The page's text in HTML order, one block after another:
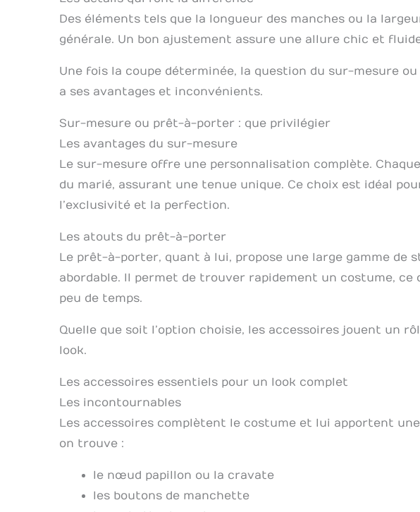
Des éléments tels que la longueur des manches ou la
générale. Un bon ajustement assure une allure chic et
Une fois la coupe déterminée, la question du sur-mesure
a ses avantages et inconvénients.
Sur-mesure ou prêt-à-porter : que privilégier
Les avantages du sur-mesure
Le sur-mesure offre une personnalisation complète.
du marié, assurant une tenue unique. Ce choix est idéal
l’exclusivité et la perfection.
Les atouts du prêt-à-porter
Le prêt-à-porter, quant à lui, propose une large gamme de
abordable. Il permet de trouver rapidement un costume,
peu de temps.
Quelle que soit l’option choisie, les accessoires jouent un
look.
Les accessoires essentiels pour un look complet
Les incontournables
Les accessoires complètent le costume et lui apportent
on trouve :
le nœud papillon ou la cravate
les boutons de manchette